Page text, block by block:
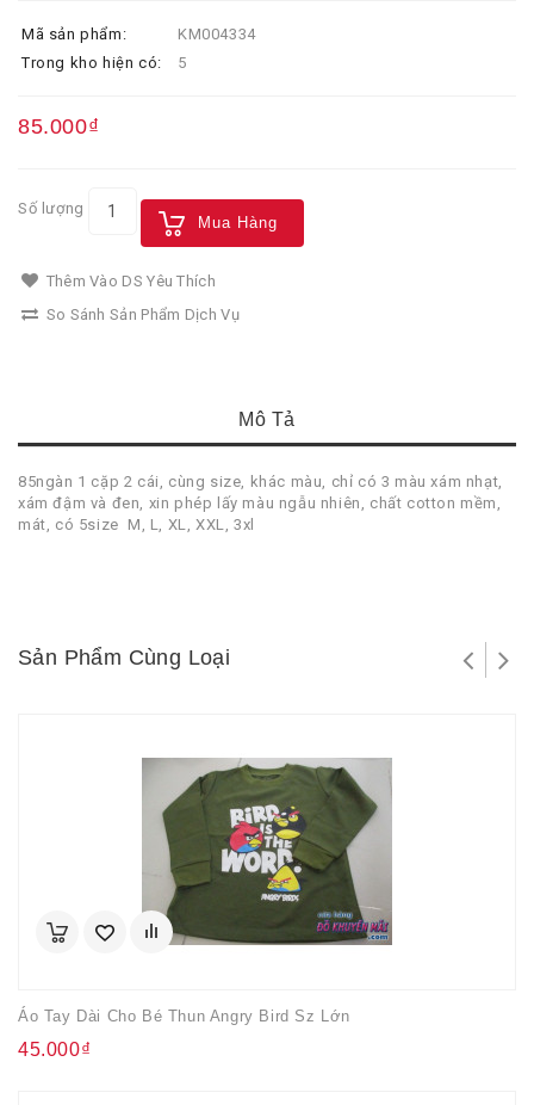
Mã sản phẩm:
KM004334
Trong kho hiện có:
5
85.000₫
Số lượng
Mua Hàng
Thêm Vào DS Yêu Thích
So Sánh Sản Phẩm Dịch Vụ
Mô Tả
85ngàn 1 cặp 2 cái, cùng size, khác màu, chỉ có 3 màu xám nhạt,
xám đậm và đen, xin phép lấy màu ngẫu nhiên, chất cotton mềm,
mát, có 5size M, L, XL, XXL, 3xl
Sản Phẩm Cùng Loại
Áo Tay Dài Cho Bé Thun Angry Bird Sz Lớn
45.000₫